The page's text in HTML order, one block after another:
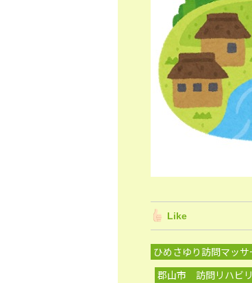
Like
ひめさゆり訪問マッサ
郡山市 訪問リハビ